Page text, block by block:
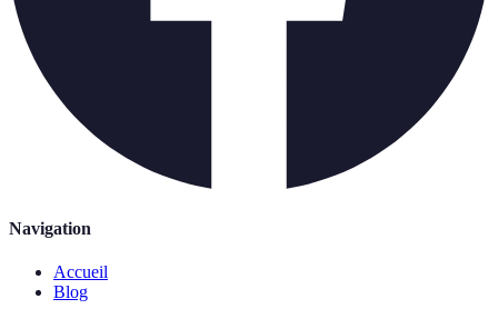
Navigation
Accueil
Blog